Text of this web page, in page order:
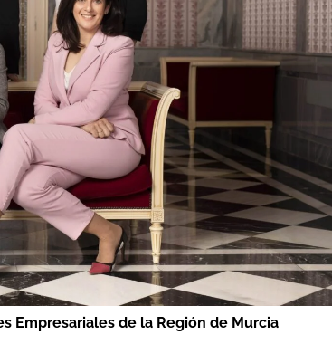
Empresariales de la Región de Murcia